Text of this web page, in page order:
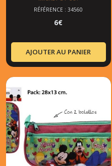
RÉFÉRENCE : 34560
6€
AJOUTER AU PANIER